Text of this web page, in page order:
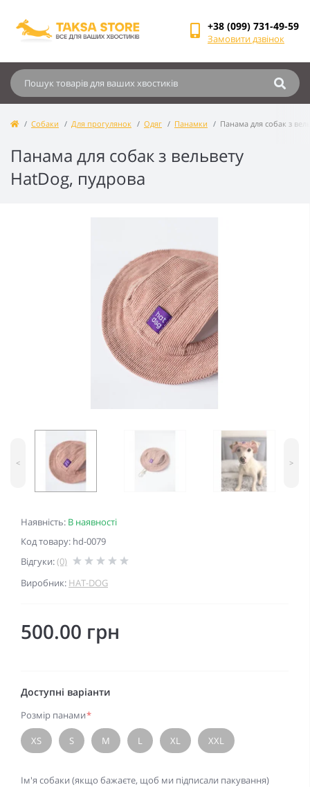
+38 (099) 731-49-59
Замовити дзвінок
Собаки Для прогулянок Одяг Панамки Панама для собак з
Панама для собак з вельвету
HatDog, пудрова
Наявність: В наявності
Код товару: hd-0079
Відгуки:(0)
Виробник: HAT-DOG
< >
500.00 грн
Доступні варіанти
Розмір панами*
XS S M L XL XXL
Ім'я собаки (якщо бажаєте, щоб ми підписали пакування)